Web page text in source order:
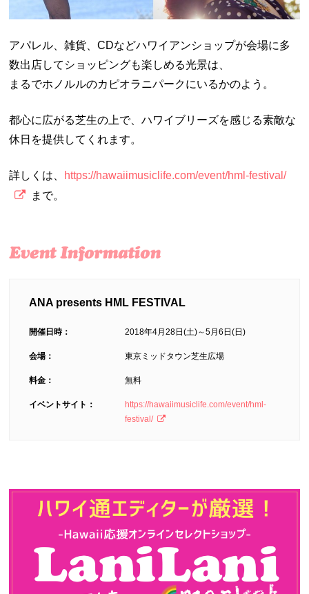
アパレル、雑貨、CDなどハワイアンショップが会場に多
数出店してショッピングも楽しめる光景は、
まるでホノルルのカピオラニパークにいるかのよう。
都心に広がる芝生の上で、ハワイブリーズを感じる素敵な
休日を提供してくれます。
詳しくは、 https://hawaiimusiclife.com/event/hml-festival/
まで。
ANA presents HML FESTIVAL
開催日時： 2018年4月28日(土)～5月6日(日)
会場： 東京ミッドタウン芝生広場
料金： 無料
イベントサイト：
https://hawaiimusiclife.com/event/hml-
festival/